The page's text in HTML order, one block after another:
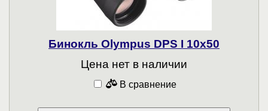
Бинокль Olympus DPS I 10x50
Цена нет в наличии
В сравнение